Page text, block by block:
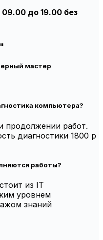
до 19.00 без
мастер
компьютера?
продолжении работ.
диагностики 1800 р
работы?
из IT
уровнем
знаний